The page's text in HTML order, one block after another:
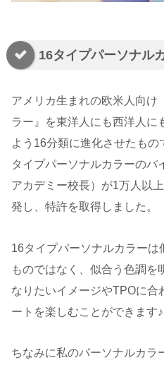
16タイプパーソナル
アメリカ生まれの欧米人向け
ラー』を東洋人にも西洋人に
よう16分類に進化させたも
タイプパーソナルカラーのバ
アカデミー校長）が1万人以
発し、特許を取得しました。
16タイプパーソナルカラーは
ものではなく、似合う色調を
なりたいイメージやTPOに合
ートを楽しむことができます♪
ちなみに私のパーソナルカラ